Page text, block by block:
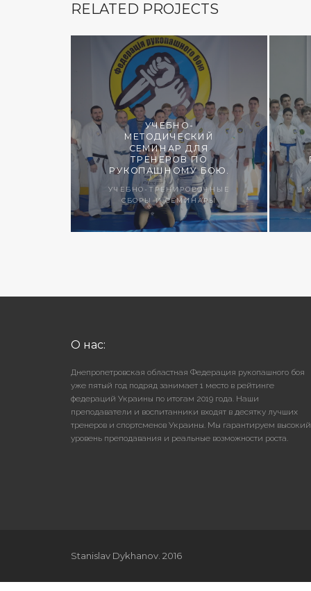
RELATED PROJECTS
УЧЕБНО-
МЕТОДИЧЕСКИЙ
СЕМИНАР ДЛЯ
ТРЕНЕРОВ ПО
РУКОПАШНОМУ БОЮ.
УЧЕБНО-ТРЕНИРОВОЧНЫЕ
СБОРЫ И СЕМИНАРЫ
О нас:
Днепропетровская областная Федерация рукопашного боя
уже пятый год подряд занимает 1 место в рейтинге
федераций Украины по итогам 2019 года. Наши
преподаватели и воспитанники входят в десятку лучших
тренеров и спортсменов Украины. Мы гарантируем высокий
уровень преподавания и реальные возможности роста.
Stanislav Dykhanov. 2016